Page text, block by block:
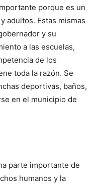
porque es un
adultos. Estas mismas
y su
a las escuelas,
de los
toda la razón. Se
deportivas, baños,
en el municipio de
parte importante de
humanos y la